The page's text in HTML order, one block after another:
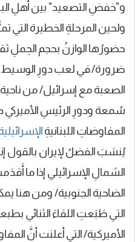
و"خفضِ التصعيد" بين أهلِ
ولحين المرحلةِ الخطيرة التي
حضورُها الوازنُ بحجم الحِملِ
ضرورة/ في لعب دورِ الوسيط
الصعبة مع إسرائيل/ من
سُمعة ودورِ الرئيسِ الأميركي
المفاوضاتِ اللبنانيةِ
يُنسَبَ الفضلُ لإيران بالقول
الشمالِ الإسرائيلي إذا ما
الضاحية الجنوبية/ ومن هنا
التي طَبَعتِ اللقاءَ الثنائي
الأميركية/ التي أعلنت أنَّ